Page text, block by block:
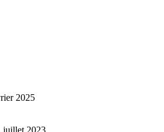
2025
juillet 2023